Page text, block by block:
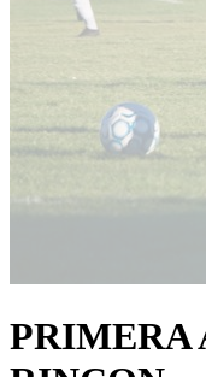
PRIMERA